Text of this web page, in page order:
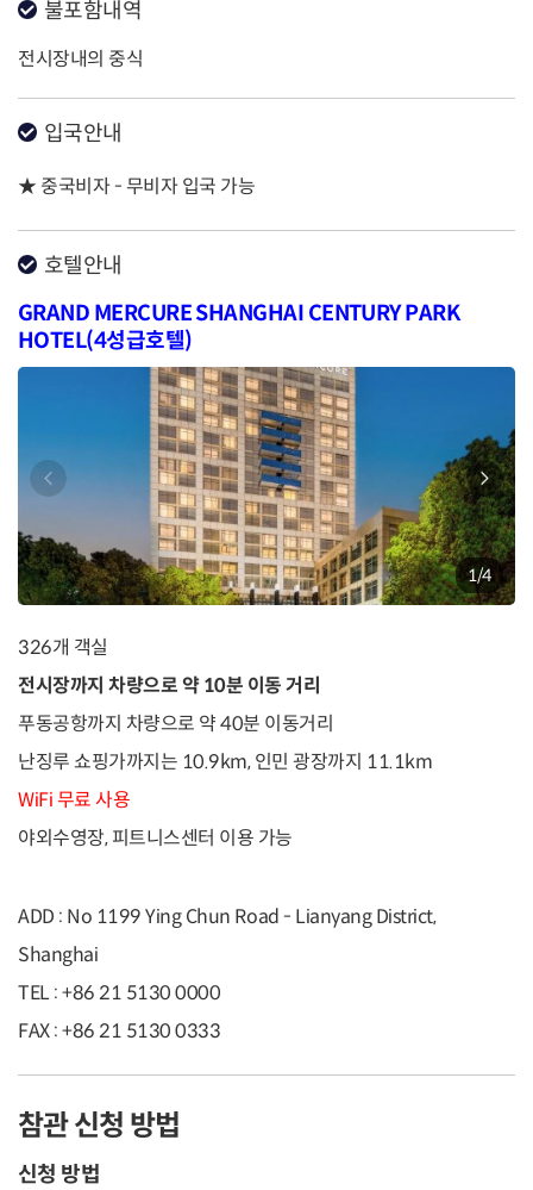
불포함내역
전시장내의 중식
입국안내
★ 중국비자 - 무비자 입국 가능
호텔안내
GRAND MERCURE SHANGHAI CENTURY PARK
HOTEL(4성급호텔)
1/4
326개 객실
전시장까지 차량으로 약 10분 이동 거리
푸동공항까지 차량으로 약 40분 이동거리
난징루 쇼핑가까지는 10.9km, 인민 광장까지 11.1km
WiFi 무료 사용
야외수영장, 피트니스센터 이용 가능
ADD : No 1199 Ying Chun Road - Lianyang District,
Shanghai
TEL :+86 21 5130 0000
FAX :+86 21 5130 0333
참관 신청 방법
신청 방법